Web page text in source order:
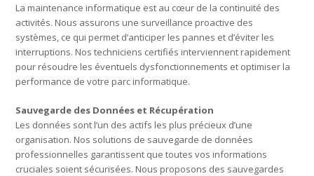
La maintenance informatique est au cœur de la continuité des
activités. Nous assurons une surveillance proactive des
systèmes, ce qui permet d’anticiper les pannes et d’éviter les
interruptions. Nos techniciens certifiés interviennent rapidement
pour résoudre les éventuels dysfonctionnements et optimiser la
performance de votre parc informatique.
Sauvegarde des Données et Récupération
Les données sont l’un des actifs les plus précieux d’une
organisation. Nos solutions de sauvegarde de données
professionnelles garantissent que toutes vos informations
cruciales soient sécurisées. Nous proposons des sauvegardes